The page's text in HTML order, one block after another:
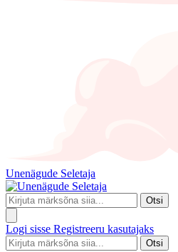
Unenägude Seletaja
Otsi
Logi sisse Registreeru kasutajaks
Otsi